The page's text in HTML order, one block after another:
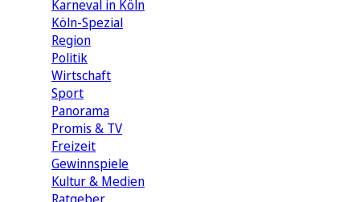
Karneval in Köln
Köln-Spezial
Region
Politik
Wirtschaft
Sport
Panorama
Promis & TV
Freizeit
Gewinnspiele
Kultur & Medien